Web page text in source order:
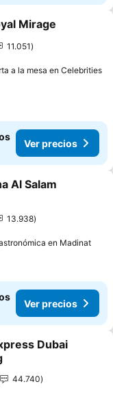
favoritos
Mirage
11.051
a la mesa en Celebrities
Ver precios
favoritos
Al Salam
13.938
en Madinat
Ver precios
favoritos
Dubai
44.740